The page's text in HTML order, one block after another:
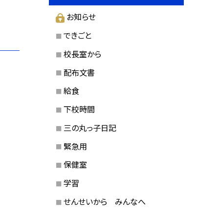
お知らせ
できごと
校長室から
配布文書
給食
下校時間
三の丸っ子日記
緊急用
保健室
学習
せんせいから みんなへ